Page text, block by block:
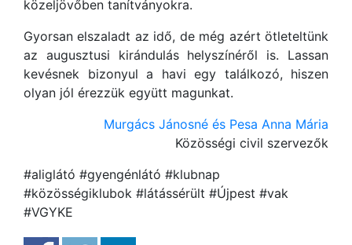
közeljövőben tanítványokra.
Gyorsan elszaladt az idő, de még azért ötleteltünk
az augusztusi kirándulás helyszínéről is. Lassan
kevésnek bizonyul a havi egy találkozó, hiszen
olyan jól érezzük együtt magunkat.
Murgács Jánosné és Pesa Anna Mária
Közösségi civil szervezők
#aliglátó #gyengénlátó #klubnap
#közösségiklubok #látássérült #Újpest #vak
#VGYKE